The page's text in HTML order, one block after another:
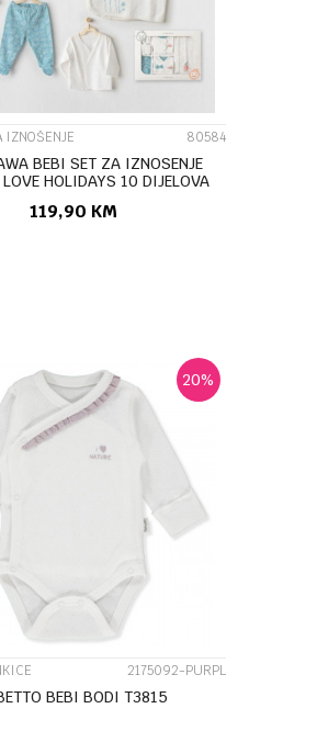
IZNOŠENJE 80584
BEBI SET ZA IZNOSENJE
HOLIDAYS 10 DIJELOVA
119,90 KM
20%
2175092-PURPL
BEBI BODI T3815